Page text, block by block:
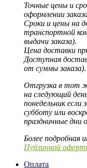
Точные цены и
оформлении
Сроки и цены на
транспортной
выдачи заказа).
Цена доставки
Доступная
от суммы заказа).
Отгрузка в тот
на следующий
понедельник если
субботу или
праздничные дни
Более подробная
Публичной
Оплата